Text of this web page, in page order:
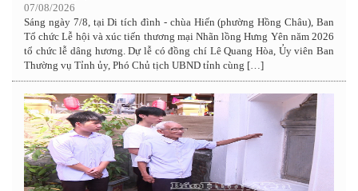
07/08/2026
Sáng ngày 7/8, tại Di tích đình - chùa Hiến (phường Hồng Châu), Ban
Tổ chức Lễ hội và xúc tiến thương mại Nhãn lồng Hưng Yên năm 2026
tổ chức lễ dâng hương. Dự lễ có đồng chí Lê Quang Hòa, Ủy viên Ban
Thường vụ Tỉnh ủy, Phó Chủ tịch UBND tỉnh cùng […]